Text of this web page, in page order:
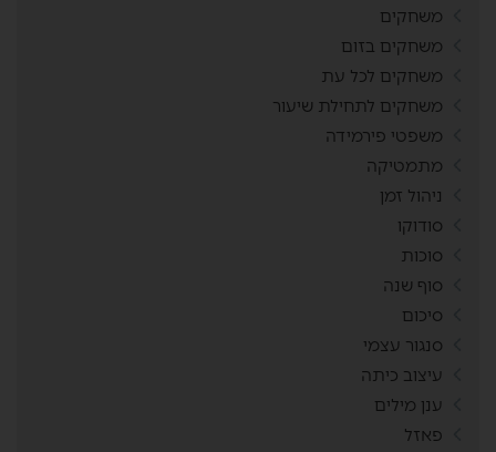
משחקים
משחקים בזום
משחקים לכל עת
משחקים לתחילת שיעור
משפטי פירמידה
מתמטיקה
ניהול זמן
סודוקו
סוכות
סוף שנה
סיכום
סנגור עצמי
עיצוב כיתה
ענן מילים
פאזל